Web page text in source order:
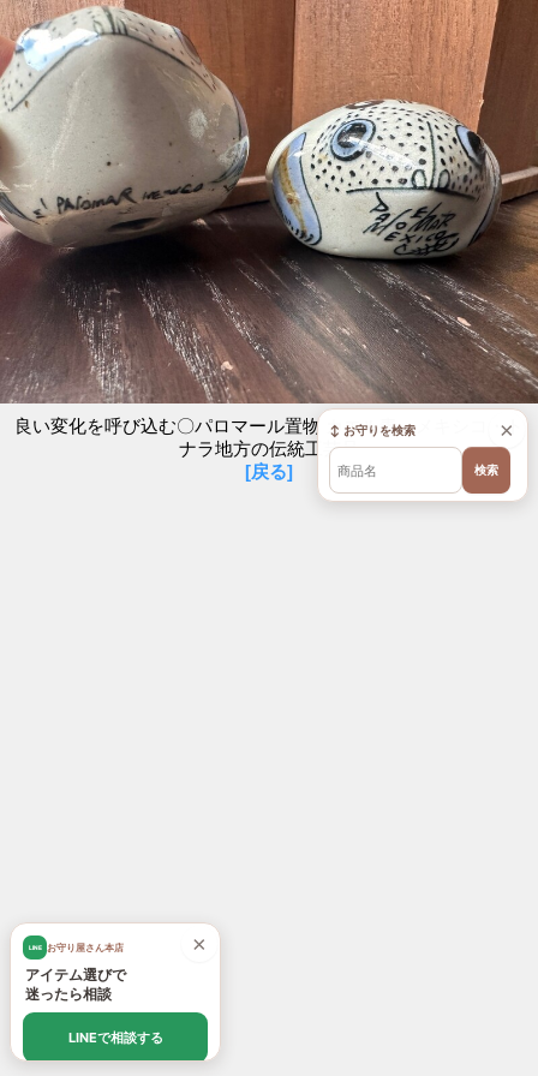
良い変化を呼び込む〇パロマール置物 カエル青 メキシコ・ト
ナラ地方の伝統工芸品
[戻る]
×
LINE お守り屋さん本店
アイテム選びで
迷ったら相談
LINEで相談する
×
↕ お守りを検索
検索